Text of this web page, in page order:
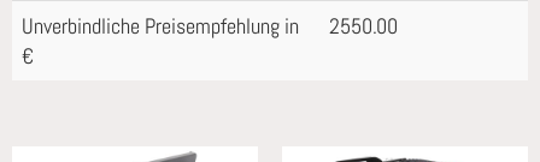
Unverbindliche Preisempfehlung in
€
2550.00